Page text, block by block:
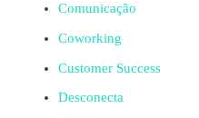
Comunicação
Coworking
Customer Success
Desconecta